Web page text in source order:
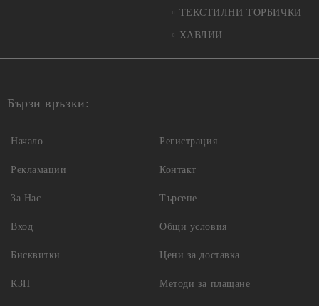
ТЕКСТИЛНИ ТОРБИЧКИ
ХАВЛИИ
Бързи връзки:
Начало
Рекламации
За Нас
Вход
Регистрация
Контакт
Търсене
Общи условия
Бисквитки
КЗП
Цени за доставка
Методи за плащане